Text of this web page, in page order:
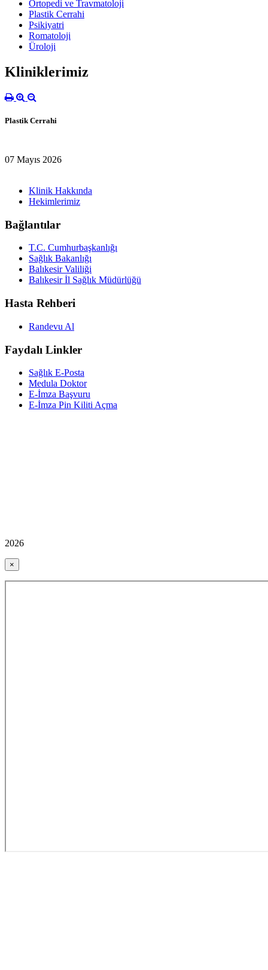
Ortopedi ve Travmatoloji
Plastik Cerrahi
Psikiyatri
Romatoloji
Üroloji
Kliniklerimiz
Plastik Cerrahi
07 Mayıs 2026
Klinik Hakkında
Hekimlerimiz
Bağlantılar
T.C. Cumhurbaşkanlığı
Sağlık Bakanlığı
Balıkesir Valiliği
Balıkesir İl Sağlık Müdürlüğü
Hasta Rehberi
Randevu Al
Faydalı Linkler
Sağlık E-Posta
Medula Doktor
E-İmza Başvuru
E-İmza Pin Kiliti Açma
2026
×